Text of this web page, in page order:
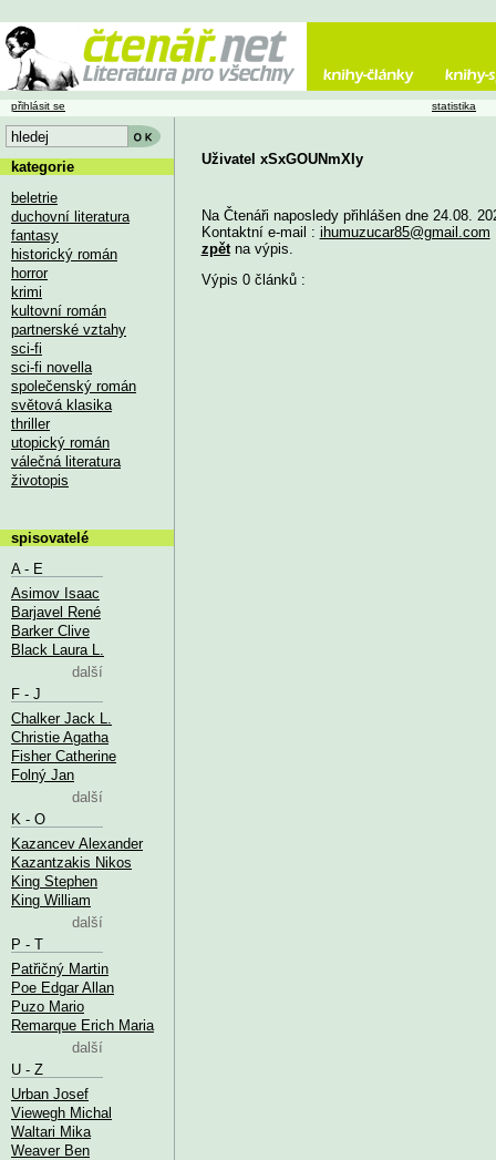
Uživatel xSxGOUNmXIy
Na Čtenáři naposledy přihlášen dne 24.08.
Kontaktní e-mail : ihumuzucar85@gmail.com
zpětna výpis.
Výpis 0 článků :
přihlásit se statistika
kategorie
beletrie
duchovní literatura
fantasy
historický román
horror
krimi
kultovní román
partnerské vztahy
sci-fi
sci-fi novella
společenský román
světová klasika
thriller
utopický román
válečná literatura
životopis
spisovatelé
A - E
Asimov Isaac
Barjavel René
Barker Clive
Black Laura L.
další
F - J
Chalker Jack L.
Christie Agatha
Fisher Catherine
Folný Jan
další
K - O
Kazancev Alexander
Kazantzakis Nikos
King Stephen
King William
další
P - T
Patřičný Martin
Poe Edgar Allan
Puzo Mario
Remarque Erich Maria
další
U - Z
Urban Josef
Viewegh Michal
Waltari Mika
Weaver Ben